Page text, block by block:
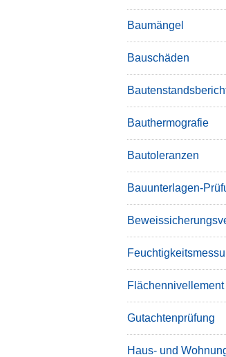
Baumängel
Bauschäden
Bauthermografie
Bautoleranzen
Bauunterlagen-
Flächennivellement
Gutachtenprüfung
Haus- und